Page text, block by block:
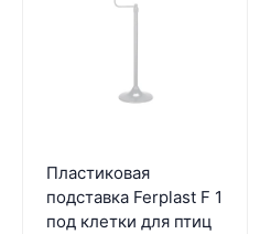
Пластиковая
подставка Ferplast F 1
под клетки для птиц